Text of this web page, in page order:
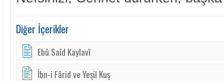
Diğer İçerikler
Ebû Saîd Kaylavî
İbn-i Fârid ve Yeşil Kuş